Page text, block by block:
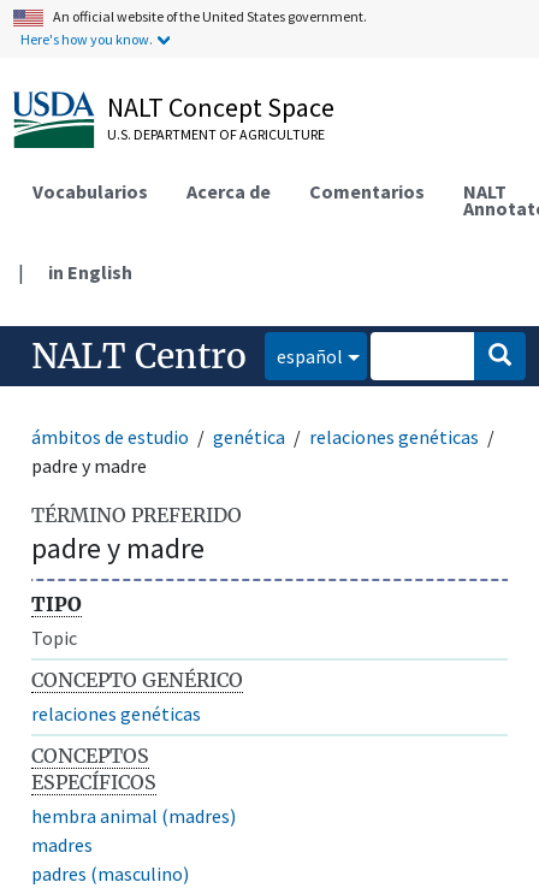
An official website of the United States government.
Here's how you know.
NALT Concept Space
U.S. DEPARTMENT OF AGRICULTURE
Vocabularios Acerca de Comentarios NALT
| in English
NALT Centro español
ámbitos de estudio genética
relaciones genéticas
padre y madre
TÉRMINO PREFERIDO
padre y madre
TIPO
Topic
CONCEPTO GENÉRICO
relaciones genéticas
CONCEPTOS
ESPECÍFICOS
hembra animal (madres)
madres
padres (masculino)